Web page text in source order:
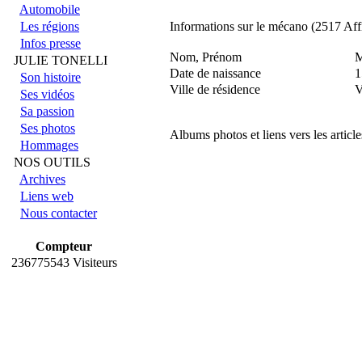
Automobile
Les régions
Infos presse
JULIE TONELLI
Son histoire
Ses vidéos
Sa passion
Ses photos
Hommages
NOS OUTILS
Archives
Liens web
Nous contacter
Compteur
236775543 Visiteurs
Informations sur le mécano (2517
Nom, Prénom
Date de naissance
Ville de résidence
Albums photos et liens vers les